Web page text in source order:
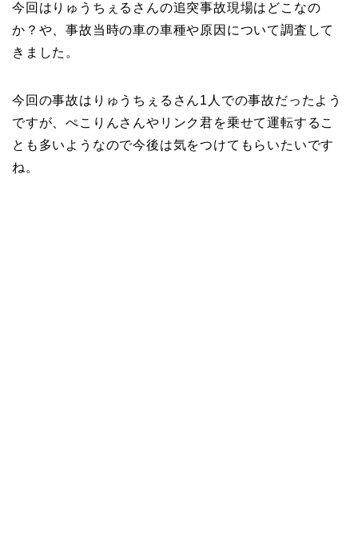
今回はりゅうちぇるさんの追突事故現場はどこなの
か？や、事故当時の車の車種や原因について調査して
きました。
今回の事故はりゅうちぇるさん1人での事故だったよう
ですが、ぺこりんさんやリンク君を乗せて運転するこ
とも多いようなので今後は気をつけてもらいたいです
ね。